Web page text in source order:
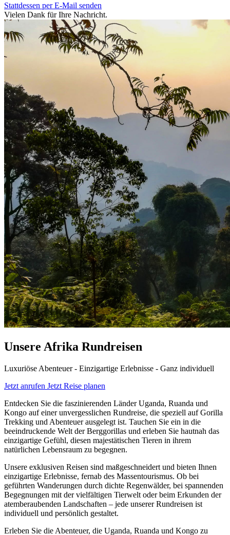
Stattdessen per E-Mail senden
Vielen Dank für Ihre Nachricht.
Unsere Afrika Rundreisen
Luxuriöse Abenteuer - Einzigartige Erlebnisse - Ganz individuell
Jetzt anrufen Jetzt Reise planen
Entdecken Sie die faszinierenden Länder Uganda, Ruanda und
Kongo auf einer unvergesslichen Rundreise, die speziell auf Gorilla
Trekking und Abenteuer ausgelegt ist. Tauchen Sie ein in die
beeindruckende Welt der Berggorillas und erleben Sie hautnah das
einzigartige Gefühl, diesen majestätischen Tieren in ihrem
natürlichen Lebensraum zu begegnen.
Unsere exklusiven Reisen sind maßgeschneidert und bieten Ihnen
einzigartige Erlebnisse, fernab des Massentourismus. Ob bei
geführten Wanderungen durch dichte Regenwälder, bei spannenden
Begegnungen mit der vielfältigen Tierwelt oder beim Erkunden der
atemberaubenden Landschaften – jede unserer Rundreisen ist
individuell und persönlich gestaltet.
Erleben Sie die Abenteuer, die Uganda, Ruanda und Kongo zu